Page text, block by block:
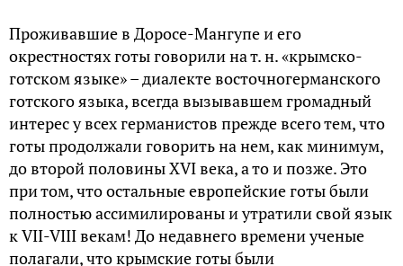
Проживавшие в Доросе-Мангупе и его
окрестностях готы говорили на т. н. «крымско-
готском языке» – диалекте восточногерманского
готского языка, всегда вызывавшем громадный
интерес у всех германистов прежде всего тем, что
готы продолжали говорить на нем, как минимум,
до второй половины XVI века, а то и позже. Это
при том, что остальные европейские готы были
полностью ассимилированы и утратили свой язык
к VII-VIII векам! До недавнего времени ученые
полагали, что крымские готы были